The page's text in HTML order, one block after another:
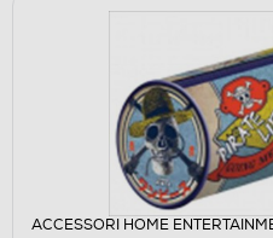
ACCESSORI HOME